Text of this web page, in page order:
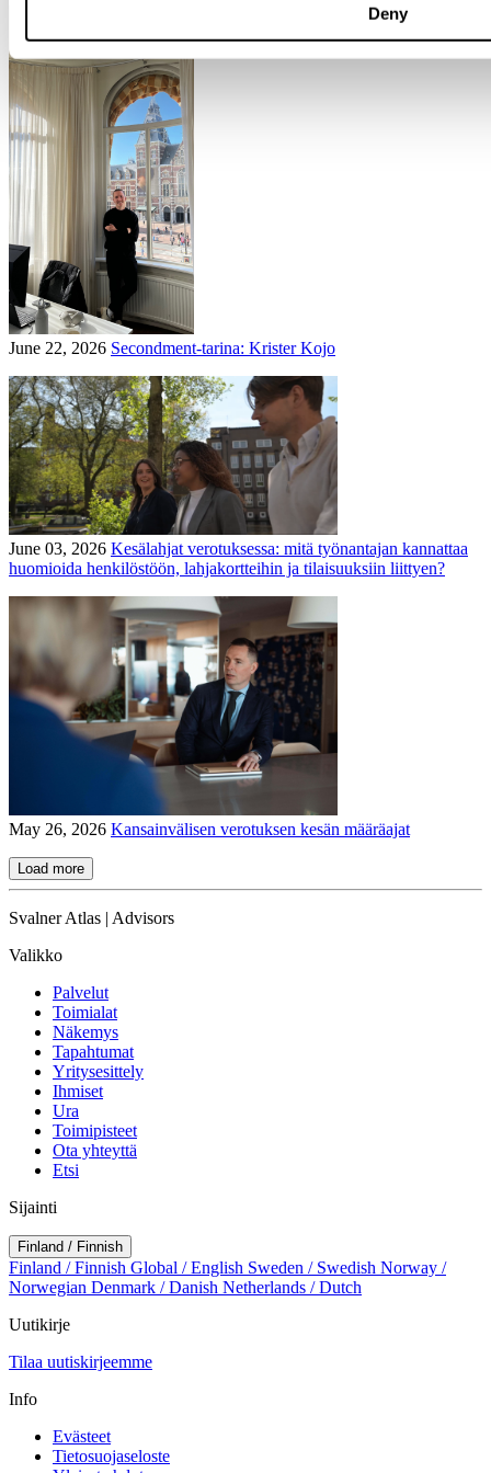
Deny
June 22, 2026 Secondment-tarina: Krister Kojo
June 03, 2026 Kesälahjat verotuksessa: mitä työnantajan kannattaa
huomioida henkilöstöön, lahjakortteihin ja tilaisuuksiin liittyen?
May 26, 2026 Kansainvälisen verotuksen kesän määräajat
Load more
Svalner Atlas | Advisors
Valikko
Palvelut
Toimialat
Näkemys
Tapahtumat
Yritysesittely
Ihmiset
Ura
Toimipisteet
Ota yhteyttä
Etsi
Sijainti
Finland / Finnish
Finland / Finnish Global / English Sweden / Swedish Norway /
Norwegian Denmark / Danish Netherlands / Dutch
Uutikirje
Tilaa uutiskirjeemme
Info
Evästeet
Tietosuojaseloste